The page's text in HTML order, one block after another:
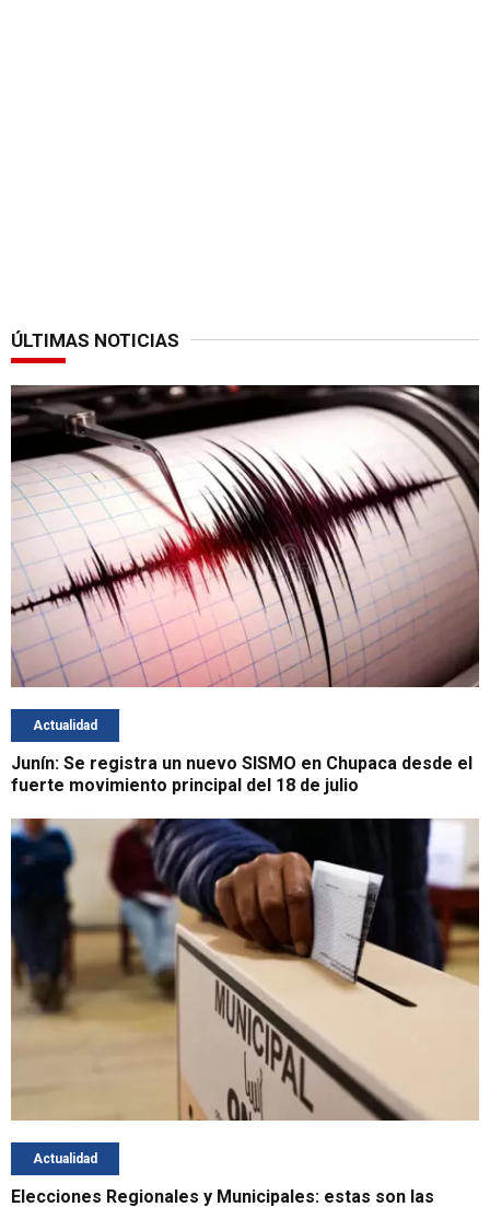
ÚLTIMAS NOTICIAS
Actualidad
Junín: Se registra un nuevo SISMO en Chupaca desde el
fuerte movimiento principal del 18 de julio
Actualidad
Elecciones Regionales y Municipales: estas son las